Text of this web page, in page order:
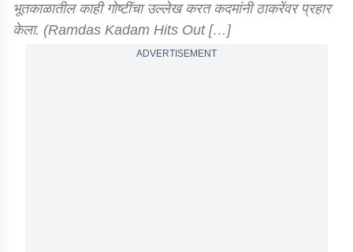
भूतकाळातील काही गोष्टींचा उल्लेख करत कदमांनी ठाकरेंवर प्रहार
केला. (Ramdas Kadam Hits Out […]
ADVERTISEMENT